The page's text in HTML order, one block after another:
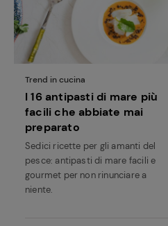
Trend in cucina
I 16 antipasti di mare più
facili che abbiate mai
preparato
Sedici ricette per gli amanti del
pesce: antipasti di mare facili e
gourmet per non rinunciare a
niente.